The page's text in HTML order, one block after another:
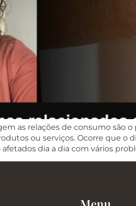
as relações de consumo são
ou serviços. Ocorre que
dia a dia com vários